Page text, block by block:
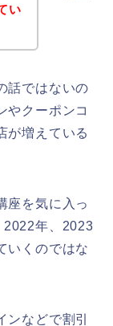
い
話ではないの
やクーポンコ
が増えている
座を気に入っ
2022年、2023
いくのではな
などで割引